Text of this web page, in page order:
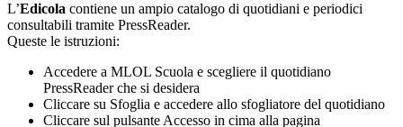
L’Edicola contiene un ampio catalogo di quotidiani e periodici
consultabili tramite PressReader.
Queste le istruzioni:
Accedere a MLOL Scuola e scegliere il quotidiano
PressReader che si desidera
Cliccare su Sfoglia e accedere allo sfogliatore del quotidiano
Cliccare sul pulsante Accesso in cima alla pagina